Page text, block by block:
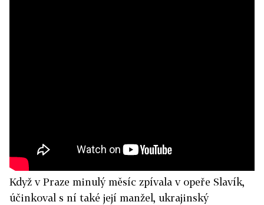
Když v Praze minulý měsíc zpívala v opeře Slavík,
účinkoval s ní také její manžel, ukrajinský